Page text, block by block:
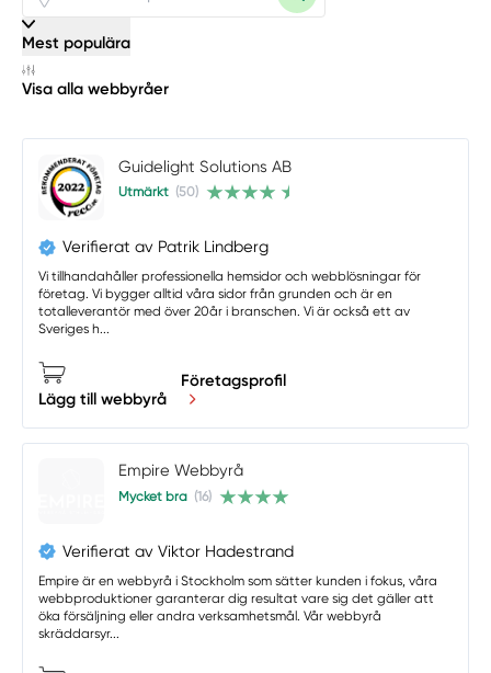
Mest populära
Visa alla webbyråer
Guidelight Solutions AB
Utmärkt (50)
Verifierat av Patrik Lindberg
Vi tillhandahåller professionella hemsidor och webblösningar för
företag. Vi bygger alltid våra sidor från grunden och är en
totalleverantör med över 20år i branschen. Vi är också ett av
Sveriges h...
Lägg till webbyrå
Företagsprofil
Empire Webbyrå
Mycket bra (16)
Verifierat av Viktor Hadestrand
Empire är en webbyrå i Stockholm som sätter kunden i fokus, våra
webbproduktioner garanterar dig resultat vare sig det gäller att
öka försäljning eller andra verksamhetsmål. Vår webbyrå
skräddarsyr...